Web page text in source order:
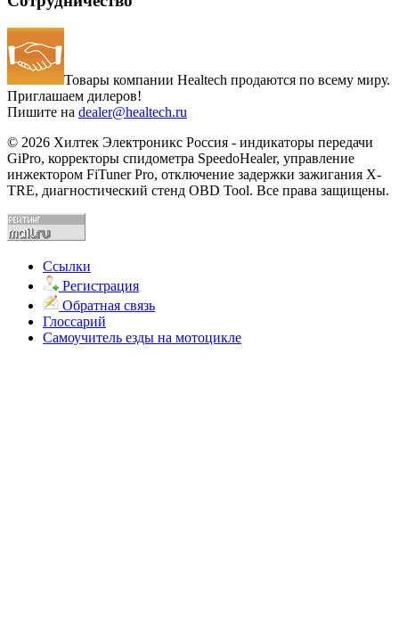
Товары компании Healtech продаются по всему миру.
Приглашаем дилеров!
Пишите на dealer@healtech.ru
© 2026 Хилтек Электроникс Россия - индикаторы передачи
GiPro, корректоры спидометра SpeedoHealer, управление
инжектором FiTuner Pro, отключение задержки зажигания X-
TRE, диагностический стенд OBD Tool. Все права защищены.
Ссылки
Регистрация
Обратная связь
Глоссарий
Самоучитель езды на мотоцикле